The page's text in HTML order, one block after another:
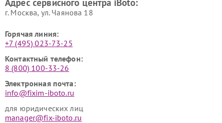
г. Москва, ул. Чаянова 18
Горячая линия:
+7 (495) 023-73-25
Контактный телефон:
8 (800) 100-33-26
Электронная почта:
info@fixim-iboto.ru
для юридических лиц
manager@fix-iboto.ru